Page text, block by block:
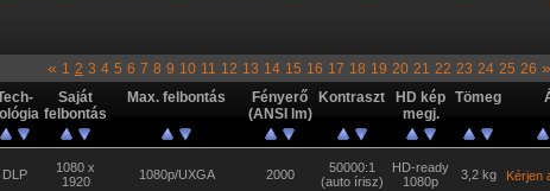
« 1 2 3 4 5 6 7 8 9 10 11 12 13 14 15 16 17 18 19 20 21 22 23 24 25 26 »
Saját
felbontás
Max. felbontás
Fényerő
(ANSI lm)
Kontraszt
HD kép
megj.
Tömeg
DLP
1080 x
1920
1080p/UXGA 2000
50000:1
(auto írisz)
HD-ready
1080p
3,2 kg Kérjen